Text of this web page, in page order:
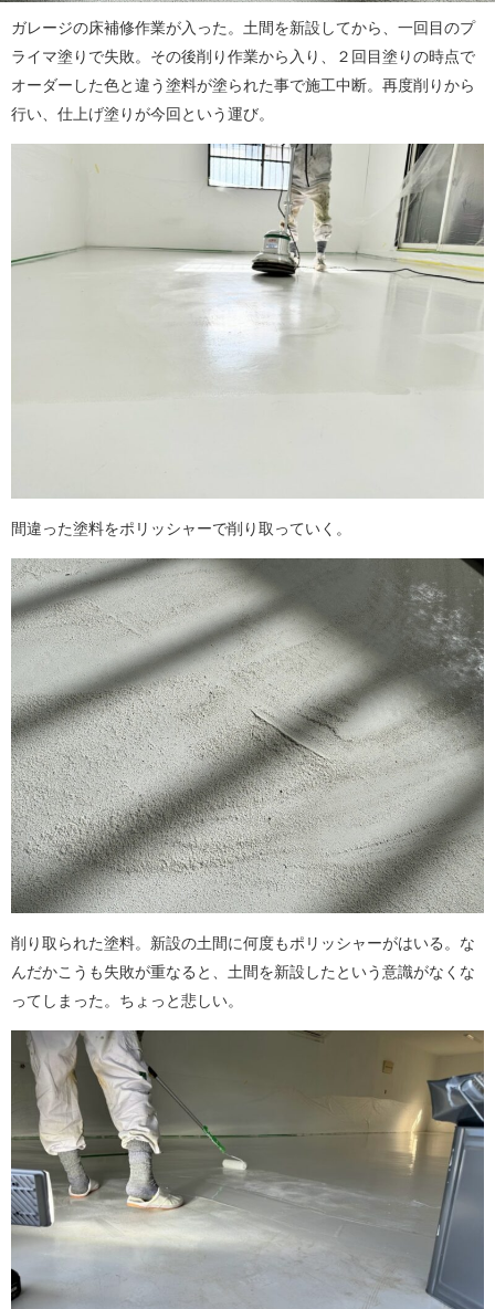
ガレージの床補修作業が入った。土間を新設してから、一回目のプ
ライマ塗りで失敗。その後削り作業から入り、２回目塗りの時点で
オーダーした色と違う塗料が塗られた事で施工中断。再度削りから
行い、仕上げ塗りが今回という運び。
間違った塗料をポリッシャーで削り取っていく。
削り取られた塗料。新設の土間に何度もポリッシャーがはいる。な
んだかこうも失敗が重なると、土間を新設したという意識がなくな
ってしまった。ちょっと悲しい。